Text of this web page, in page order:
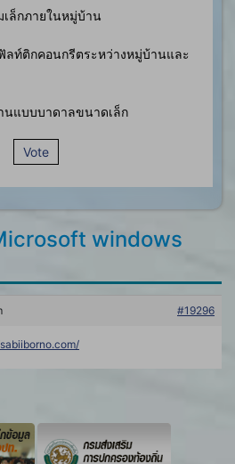
ล็กภายในหมู่บ้าน
ลท์ติกคอนกรีตระหว่างหมู่บ้านและ
นแบบบาดาลขนาดเล็ก
Vote
windows
#19296